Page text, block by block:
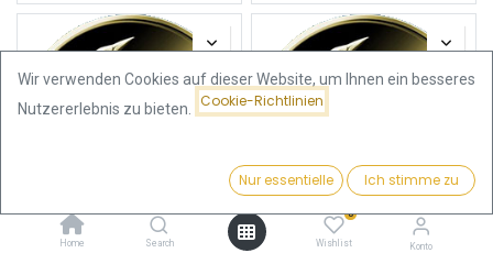
Preis - Aufsteigend
Home Search
0
Wishlist Konto
Wir verwenden Cookies auf dieser Website, um Ihnen ein besseres
Nutzererlebnis zu bieten.
Cookie-Richtlinien
Nur essentielle Ich stimme zu